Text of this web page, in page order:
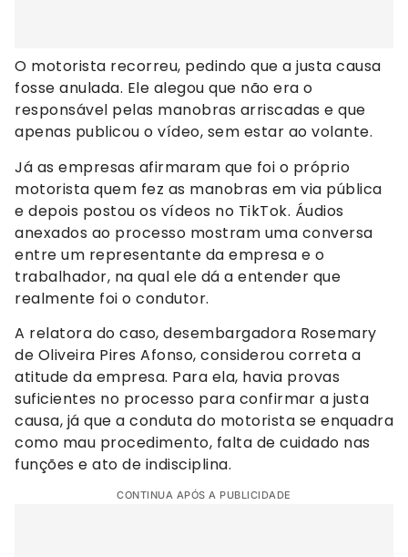
O motorista recorreu, pedindo que a justa causa
fosse anulada. Ele alegou que não era o
responsável pelas manobras arriscadas e que
apenas publicou o vídeo, sem estar ao volante.
Já as empresas afirmaram que foi o próprio
motorista quem fez as manobras em via pública
e depois postou os vídeos no TikTok. Áudios
anexados ao processo mostram uma conversa
entre um representante da empresa e o
trabalhador, na qual ele dá a entender que
realmente foi o condutor.
A relatora do caso, desembargadora Rosemary
de Oliveira Pires Afonso, considerou correta a
atitude da empresa. Para ela, havia provas
suficientes no processo para confirmar a justa
causa, já que a conduta do motorista se enquadra
como mau procedimento, falta de cuidado nas
funções e ato de indisciplina.
CONTINUA APÓS A PUBLICIDADE